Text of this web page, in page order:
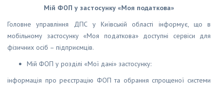
Мій ФОП у застосунку «Моя податкова»
Головне управління ДПС у Київській області інформує, що в
мобільному застосунку «Моя податкова» доступні сервіси для
фізичних осіб – підприємців.
Мій ФОП у розділі «Мої дані» застосунку:
інформація про реєстрацію ФОП та обрання спрощеної системи